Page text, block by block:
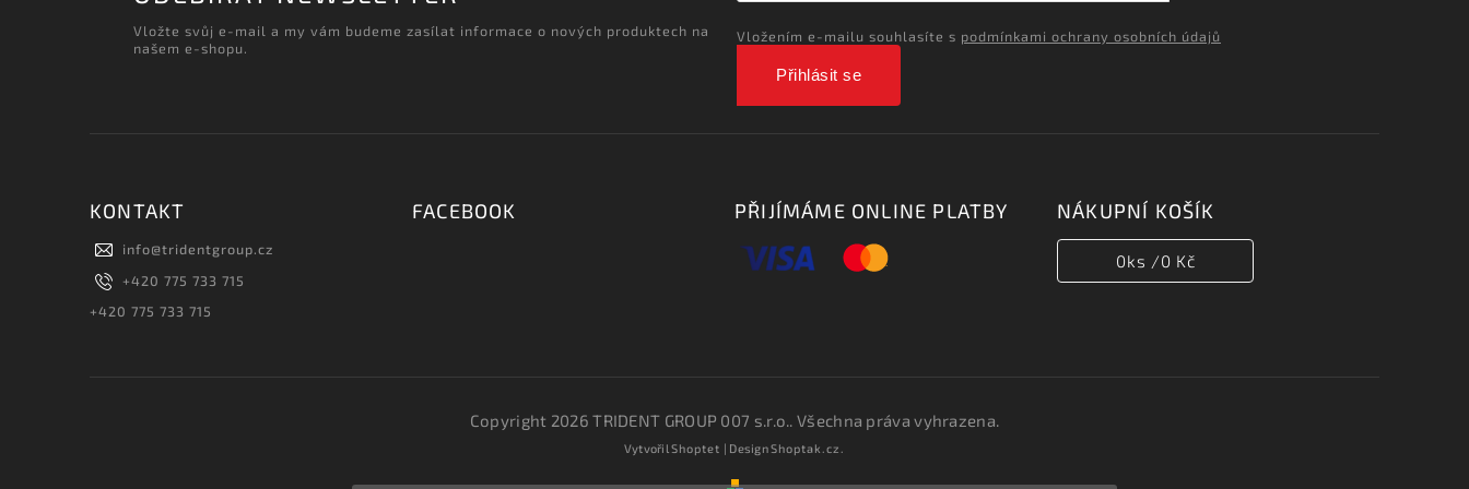
Vložte svůj e-mail a my vám budeme zasílat informace o nových produktech na
našem e-shopu.
Vložením e-mailu souhlasíte s podmínkami ochrany osobních údajů
Přihlásit se
KONTAKT
info@tridentgroup.cz
+420 775 733 715
+420 775 733 715
FACEBOOK PŘIJÍMÁME ONLINE PLATBY NÁKUPNÍ KOŠÍK
0ks /0 Kč
Copyright 2026TRIDENT GROUP 007 s.r.o.. Všechna práva vyhrazena.
VytvořilShoptet | DesignShoptak.cz.